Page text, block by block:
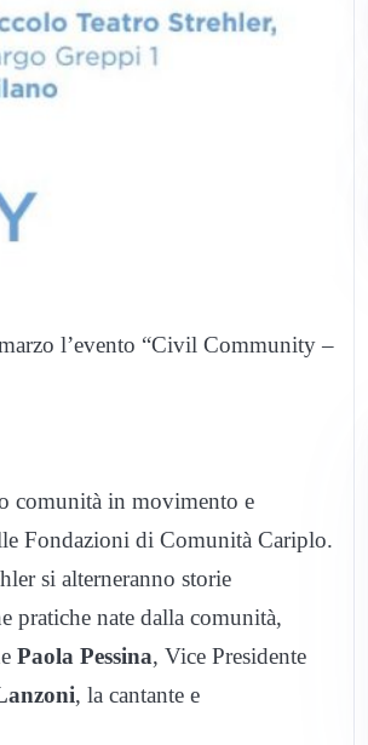
l’evento “Civil Community –
comunità in movimento e
Fondazioni di Comunità Cariplo.
si alterneranno storie
pratiche nate dalla comunità,
Paola Pessina, Vice Presidente
, la cantante e